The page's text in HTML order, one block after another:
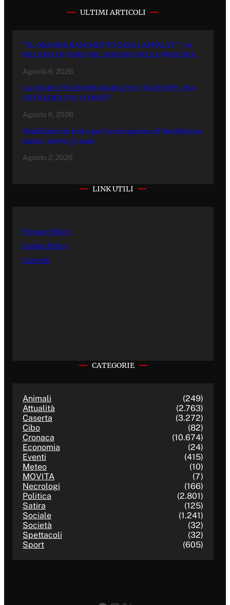
ULTIMI ARTICOLI
“IL GRANDE BANCHETTO DEGLI APPALTI”: 70
MILIONI DI EURO NEL MIRINO DELLA PROCURA.
Agosto 6, 2026
LA RIABILITAZIONE RIABILITA I PAZIENTI, MA
CHI RIABILITA I CONTI?
Agosto 6, 2026
Maddaloni in lutto per la scomparsa di Maddalena
Santo: aveva 53 anni
Agosto 2, 2026
LINK UTILI
Privacy Policy
Cookie Policy
Contatti
CATEGORIE
Animali
(249)
Attualità
(2.763)
Caserta
(3.272)
Cibo
(82)
Cronaca
(10.674)
Economia
(24)
Eventi
(415)
Meteo
(10)
MOVITA
(7)
Necrologi
(166)
Politica
(2.801)
Satira
(125)
Sociale
(1.241)
Società
(32)
Spettacoli
(32)
Sport
(605)